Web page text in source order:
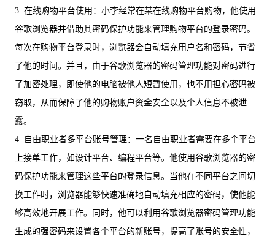
3. 在线购物平台使用：小李经常在某在线购物平台购物，他使用
谷歌浏览器并借助其密码保护功能来管理购物平台的登录密码。
每次在购物平台登录时，浏览器会自动填充用户名和密码，节省
了他的时间。并且，由于谷歌浏览器的密码管理功能对密码进行
了加密处理，即使他的电脑被他人短暂使用，也不用担心密码被
窃取，从而保障了他的购物账户资金安全以及个人信息不被泄
露。
4. 自由职业者多平台账号管理：一名自由职业者需要在多个平台
上接单工作，如设计平台、编程平台等。他使用谷歌浏览器的密
码保护功能来管理这些平台的登录信息。当他在不同平台之间切
换工作时，浏览器能够快速准确地自动填充相应的密码，使他能
够高效地开展工作。同时，他可以利用谷歌浏览器密码管理功能
生成的强密码来设置各个平台的新账号，提高了账号的安全性，